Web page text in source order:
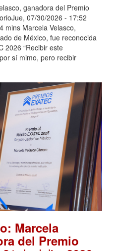
ganadora del Premio
07/30/2026 - 17:52
mins Marcela Velasco,
de México, fue reconocida
2026 “Recibir este
sí mimo, pero recibir
Marcela
del Premio